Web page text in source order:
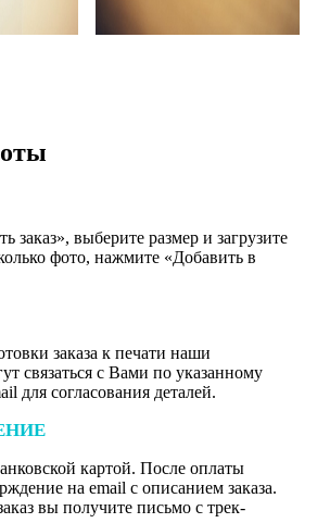
заказ», выберите размер и загрузите
фото, нажмите «Добавить в
заказа к печати наши
связаться с Вами по указанному
для согласования деталей.
картой. После оплаты
на email с описанием заказа.
вы получите письмо с трек-